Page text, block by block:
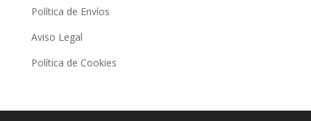
Política de Envíos
Aviso Legal
Política de Cookies